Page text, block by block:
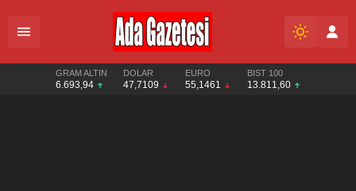
GRAM ALTIN
6.693,94
DOLAR
47,7109
EURO
55,1461
BIST 100
13.811,60